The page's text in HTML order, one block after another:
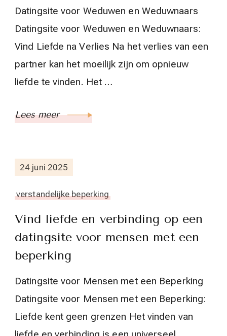
Datingsite voor Weduwen en Weduwnaars
Datingsite voor Weduwen en Weduwnaars:
Vind Liefde na Verlies Na het verlies van een
partner kan het moeilijk zijn om opnieuw
liefde te vinden. Het …
Lees meer
24 juni 2025
verstandelijke beperking
Vind liefde en verbinding op een
datingsite voor mensen met een
beperking
Datingsite voor Mensen met een Beperking
Datingsite voor Mensen met een Beperking:
Liefde kent geen grenzen Het vinden van